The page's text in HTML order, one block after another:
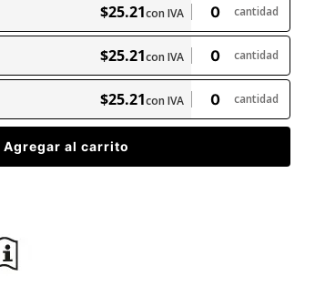
$25.21con IVA cantidad
$25.21con IVA cantidad
$25.21con IVA cantidad
Agregar al carrito